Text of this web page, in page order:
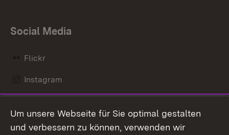
Social Media
Flickr
Instagram
Mastodon
Um unsere Webseite für Sie optimal gestalten
und verbessern zu können, verwenden wir